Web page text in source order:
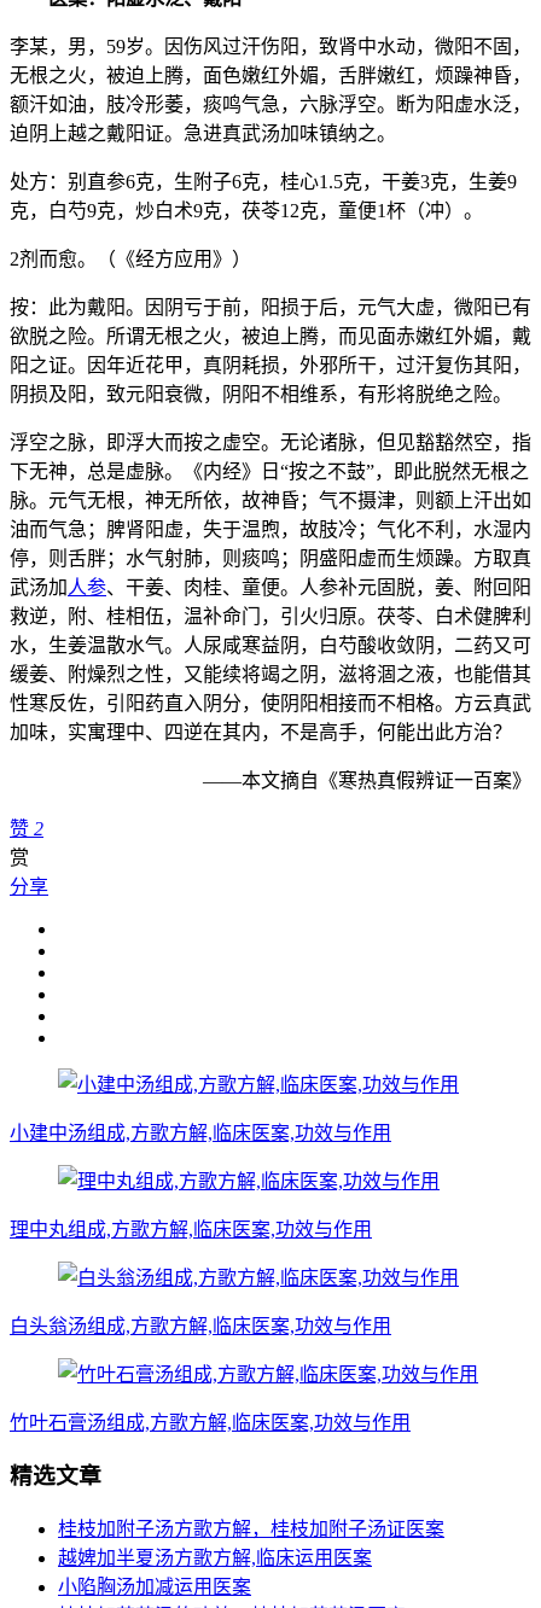
李某，男，59岁。因伤风过汗伤阳，致肾中水动，微阳不固，
无根之火，被迫上腾，面色嫩红外媚，舌胖嫩红，烦躁神昏，
额汗如油，肢冷形萎，痰鸣气急，六脉浮空。断为阳虚水泛，
迫阴上越之戴阳证。急进真武汤加味镇纳之。
处方：别直参6克，生附子6克，桂心1.5克，干姜3克，生姜9
克，白芍9克，炒白术9克，茯苓12克，童便1杯（冲）。
2剂而愈。（《经方应用》）
按：此为戴阳。因阴亏于前，阳损于后，元气大虚，微阳已有
欲脱之险。所谓无根之火，被迫上腾，而见面赤嫩红外媚，戴
阳之证。因年近花甲，真阴耗损，外邪所干，过汗复伤其阳，
阴损及阳，致元阳衰微，阴阳不相维系，有形将脱绝之险。
浮空之脉，即浮大而按之虚空。无论诸脉，但见豁豁然空，指
下无神，总是虚脉。《内经》日“按之不鼓”，即此脱然无根之
脉。元气无根，神无所依，故神昏；气不摄津，则额上汗出如
油而气急；脾肾阳虚，失于温煦，故肢冷；气化不利，水湿内
停，则舌胖；水气射肺，则痰鸣；阴盛阳虚而生烦躁。方取真
武汤加 人参、干姜、肉桂、童便。人参补元固脱，姜、附回阳
救逆，附、桂相伍，温补命门，引火归原。茯苓、白术健脾利
水，生姜温散水气。人尿咸寒益阴，白芍酸收敛阴，二药又可
缓姜、附燥烈之性，又能续将竭之阴，滋将涸之液，也能借其
性寒反佐，引阳药直入阴分，使阴阳相接而不相格。方云真武
加味，实寓理中、四逆在其内，不是高手，何能出此方治？
——本文摘自《寒热真假辨证一百案》
赞 2
赏
分享
小建中汤组成,方歌方解,临床医案,功效与作用
理中丸组成,方歌方解,临床医案,功效与作用
白头翁汤组成,方歌方解,临床医案,功效与作用
竹叶石膏汤组成,方歌方解,临床医案,功效与作用
精选文章
桂枝加附子汤方歌方解，桂枝加附子汤证医案
越婢加半夏汤方歌方解,临床运用医案
小陷胸汤加减运用医案